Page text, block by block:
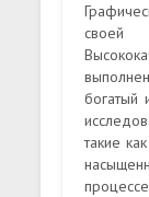
богатый
такие